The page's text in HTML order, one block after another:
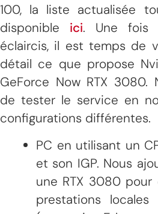
100, la liste actualisée
disponible ici. Une fois
éclaircis, il est temps de
détail ce que propose
GeForce Now RTX 3080.
de tester le service en
configurations différentes.
PC en utilisant un
et son IGP. Nous
une RTX 3080 pour
prestations